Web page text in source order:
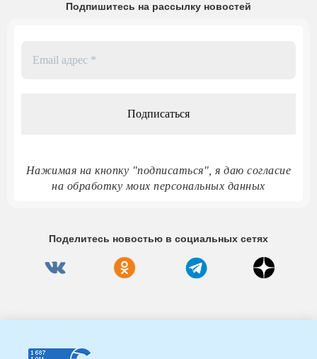
Подпишитесь на рассылку новостей
Нажимая на кнопку "подписаться", я даю согласие
на обработку моих персональных данных
Поделитесь новостью в социальных сетях